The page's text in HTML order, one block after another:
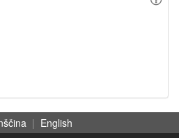
| English